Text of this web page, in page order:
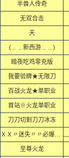
半兽人传奇
无双合击
天
(﹍﹍新西游﹍﹍)
暗夜吃鸡零充版
我要验牌★无限刀
百战火龙★单职业
首站※火龙单职业
刀刀切割刀刀冰冻
ＸＸ〃迷失〃〃必爆充值ＸＸ
至尊火龙